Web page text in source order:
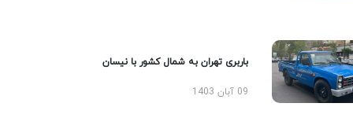
باربری تهران به شمال کشور با نیسان
09 آبان 1403